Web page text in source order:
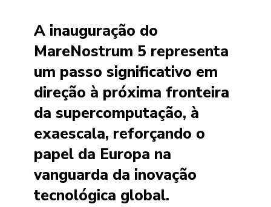
A inauguração do
MareNostrum 5 representa
um passo significativo em
direção à próxima fronteira
da supercomputação, à
exaescala, reforçando o
papel da Europa na
vanguarda da inovação
tecnológica global.